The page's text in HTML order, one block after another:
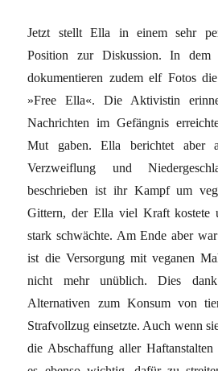
Jetzt stellt Ella in einem sehr
Position zur Diskussion. In dem
dokumentieren zudem elf Fotos
»Free Ella«. Die Aktivistin
Nachrichten im Gefängnis
Mut gaben. Ella berichtet aber
Verzweiflung und
beschrieben ist ihr Kampf um
Gittern, der Ella viel Kraft kostete
stark schwächte. Am Ende aber
ist die Versorgung mit veganen
nicht mehr unüblich. Dies
Alternativen zum Konsum von
Strafvollzug einsetzte. Auch wenn
die Abschaffung aller